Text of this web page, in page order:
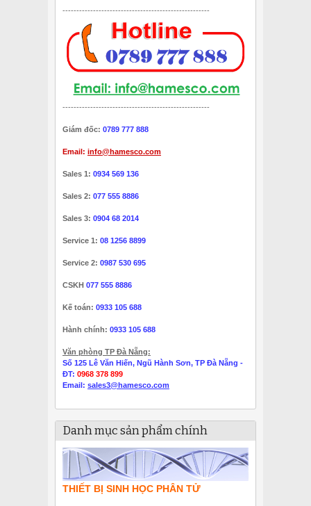
-----------------------------------------------------
-----------------------------------------------------
Giám đốc: 0789 777 888
Email: info@hamesco.com
Sales 1: 0934 569 136
Sales 2: 077 555 8886
Sales 3: 0904 68 2014
Service 1: 08 1256 8899
Service 2: 0987 530 695
CSKH 077 555 8886
Kế toán: 0933 105 688
Hành chính: 0933 105 688
Văn phòng TP Đà Nẵng:
Số 125 Lê Văn Hiến, Ngũ Hành Sơn, TP Đà Nẵng -
ĐT: 0968 378 899
Email: sales3@hamesco.com
Danh mục sản phẩm chính
THIẾT BỊ SINH HỌC PHÂN TỬ